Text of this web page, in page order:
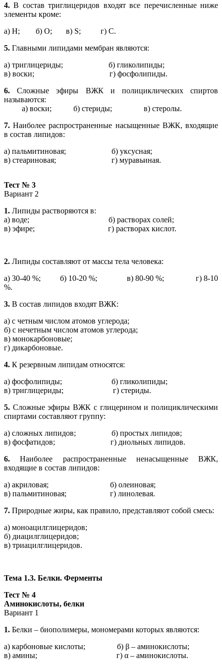
4. В состав триглицеридов входят все перечисленные ниже
элементы кроме:
а) H; б) O; в) S; г) C.
5. Главными липидами мембран являются:
а) триглицериды; б) гликолипиды;
в) воски; г) фосфолипиды.
6. Сложные эфиры ВЖК и полициклических спиртов
называются:
а) воски; б) стериды; в) стеролы.
7. Наиболее распространенные насыщенные ВЖК, входящие
в состав липидов:
а) пальмитиновая; б) уксусная;
в) стеариновая; г) муравьиная.
Тест № 3
Вариант 2
1. Липиды растворяются в:
а) воде; б) растворах солей;
в) эфире; г) растворах кислот.
2. Липиды составляют от массы тела человека:
а) 30-40 %; б) 10-20 %; в) 80-90 %; г) 8-10
%.
3. В состав липидов входят ВЖК:
а) с четным числом атомов углерода;
б) с нечетным числом атомов углерода;
в) монокарбоновые;
г) дикарбоновые.
4. К резервным липидам относятся:
а) фосфолипиды; б) гликолипиды;
в) триглицериды; г) стериды.
5. Сложные эфиры ВЖК с глицерином и полициклическими
спиртами составляют группу:
а) сложных липидов; б) простых липидов;
в) фосфатидов; г) диольных липидов.
6. Наиболее распространенные ненасыщенные ВЖК,
входящие в состав липидов:
а) акриловая; б) олеиновая;
в) пальмитиновая; г) линолевая.
7. Природные жиры, как правило, представляют собой смесь:
а) моноацилглицеридов;
б) диацилглицеридов;
в) триацилглицеридов.
Тема 1.3. Белки. Ферменты
Тест № 4
Аминокислоты, белки
Вариант 1
1. Белки – биополимеры, мономерами которых являются:
а) карбоновые кислоты; б) β – аминокислоты;
в) амины; г) α – аминокислоты.